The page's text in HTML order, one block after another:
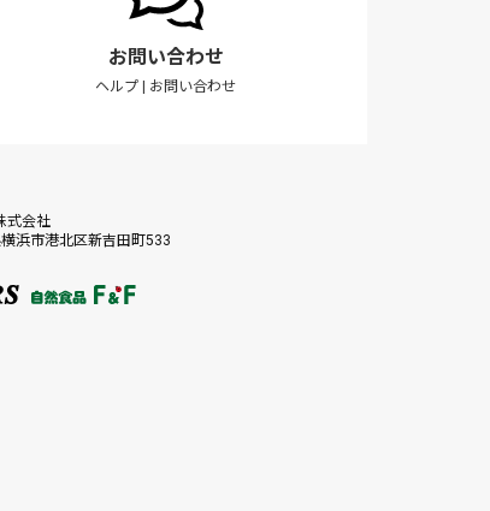
お問い合わせ
ヘルプ お問い合わせ
式会社
浜市港北区新吉田町533